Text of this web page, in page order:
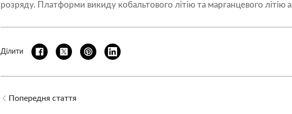
розряду. Платформи викиду кобальтового літію та марганцевого літію
Ділити
Попередня стаття